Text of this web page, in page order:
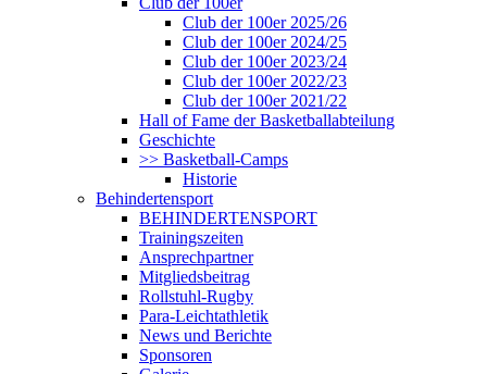
Club der 100er 2025/26
Club der 100er 2024/25
Club der 100er 2023/24
Club der 100er 2022/23
Club der 100er 2021/22
Hall of Fame der Basketballabteilung
Geschichte
>> Basketball-Camps
Historie
Behindertensport
BEHINDERTENSPORT
Trainingszeiten
Ansprechpartner
Mitgliedsbeitrag
Rollstuhl-Rugby
Para-Leichtathletik
News und Berichte
Sponsoren